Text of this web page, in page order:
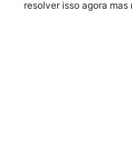
resolver isso agora